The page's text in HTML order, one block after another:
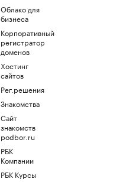
Облако для
бизнеса
Корпоративный
регистратор
доменов
Хостинг
сайтов
Рег.решения
Знакомства
Сайт
знакомств
podbor.ru
РБК
Компании
РБК Курсы